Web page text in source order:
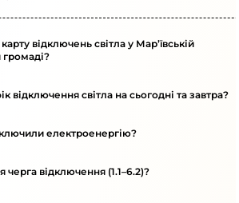
відключень світла у Мар’ївській
громаді?
відключення світла на сьогодні та завтра?
електроенергію?
відключення (1.1–6.2)?